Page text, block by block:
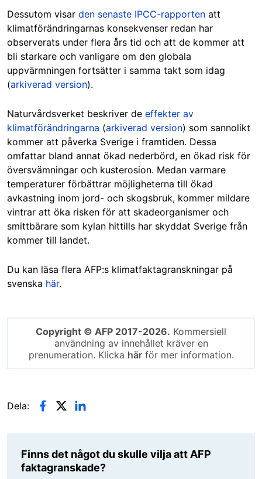
Dessutom visar den senaste IPCC-rapporten att
klimatförändringarnas konsekvenser redan har
observerats under flera års tid och att de kommer att
bli starkare och vanligare om den globala
uppvärmningen fortsätter i samma takt som idag
(arkiverad version).
Naturvårdsverket beskriver de effekter av
klimatförändringarna (arkiverad version) som sannolikt
kommer att påverka Sverige i framtiden. Dessa
omfattar bland annat ökad nederbörd, en ökad risk för
översvämningar och kusterosion. Medan varmare
temperaturer förbättrar möjligheterna till ökad
avkastning inom jord- och skogsbruk, kommer mildare
vintrar att öka risken för att skadeorganismer och
smittbärare som kylan hittills har skyddat Sverige från
kommer till landet.
Du kan läsa flera AFP:s klimatfaktagranskningar på
svenska här.
Copyright © AFP 2017-2026. Kommersiell
användning av innehållet kräver en
prenumeration. Klicka härför mer information.
Dela:
Finns det något du skulle vilja att AFP
faktagranskade?